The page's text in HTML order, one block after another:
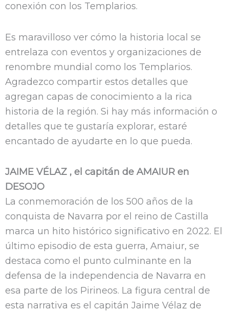
conexión con los Templarios.
Es maravilloso ver cómo la historia local se
entrelaza con eventos y organizaciones de
renombre mundial como los Templarios.
Agradezco compartir estos detalles que
agregan capas de conocimiento a la rica
historia de la región. Si hay más información o
detalles que te gustaría explorar, estaré
encantado de ayudarte en lo que pueda.
JAIME VÉLAZ , el capitán de AMAIUR en
DESOJO
La conmemoración de los 500 años de la
conquista de Navarra por el reino de Castilla
marca un hito histórico significativo en 2022. El
último episodio de esta guerra, Amaiur, se
destaca como el punto culminante en la
defensa de la independencia de Navarra en
esa parte de los Pirineos. La figura central de
esta narrativa es el capitán Jaime Vélaz de